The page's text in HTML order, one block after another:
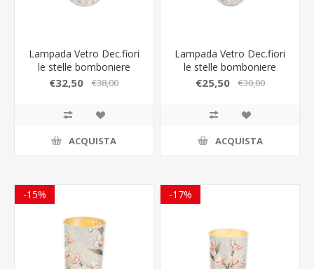
Lampada Vetro Dec.fiori
le stelle bomboniere
€32,50 €38,00
ACQUISTA
Lampada Vetro Dec.fiori
le stelle bomboniere
€25,50 €30,00
ACQUISTA
-15% -17%